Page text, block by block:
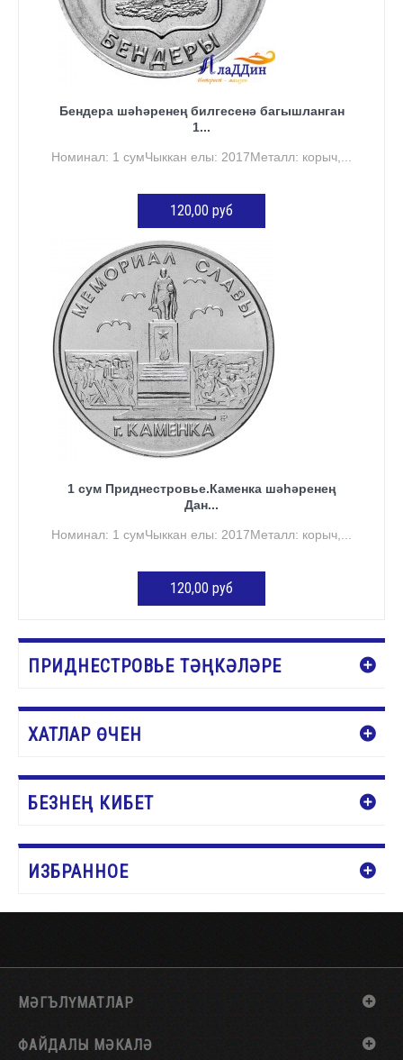
Бендера шәһәренең билгесенә багышланган
1...
Номинал: 1 сумЧыккан елы: 2017Металл: корыч,...
120,00 руб
КӘРҖИНГӘ ӨСТӘҮ
1 сум Приднестровье.Каменка шәһәренең
Дан...
Номинал: 1 сумЧыккан елы: 2017Металл: корыч,...
120,00 руб
ПРИДНЕСТРОВЬЕ ТӘҢКӘЛӘРЕ
ХАТЛАР ӨЧЕН
БЕЗНЕҢ КИБЕТ
ИЗБРАННОЕ
МӘГЪЛҮМАТЛАР
ФАЙДАЛЫ МӘКАЛӘ